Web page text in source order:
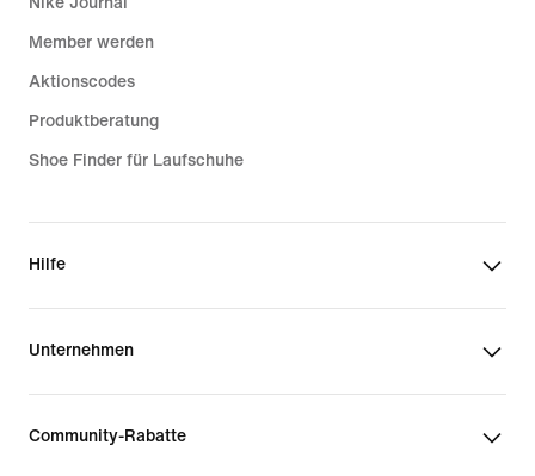
Member werden
Aktionscodes
Produktberatung
Shoe Finder für Laufschuhe
Hilfe
Unternehmen
Community-Rabatte